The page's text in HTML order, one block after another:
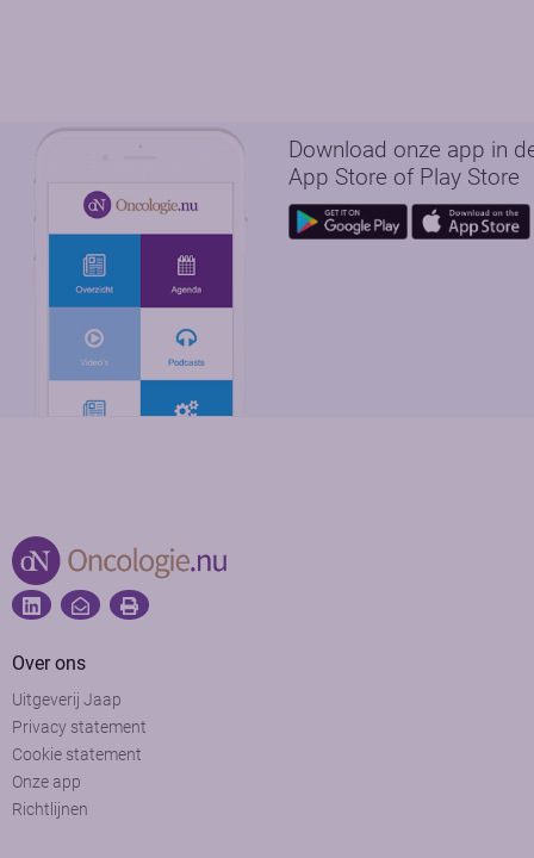
Download onze app in
App Store of Play Store
Over ons
Uitgeverij Jaap
Privacy statement
Cookie statement
Onze app
Richtlijnen